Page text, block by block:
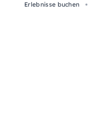
Erlebnisse buchen